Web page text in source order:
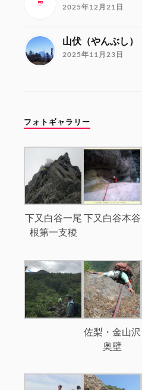
2025年12月21日
山伏（やんぶし）
2025年11月23日
フォトギャラリー
下又白谷一尾
根第一支稜
下又白谷本谷
佐梨・金山沢
奥壁